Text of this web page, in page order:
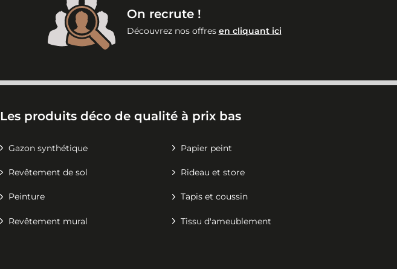
On recrute !
Découvrez nos offres en cliquant ici
Les produits déco de qualité à prix bas
Gazon synthétique Papier peint
Revêtement de sol Rideau et store
Peinture Tapis et coussin
Revêtement mural Tissu d'ameublement